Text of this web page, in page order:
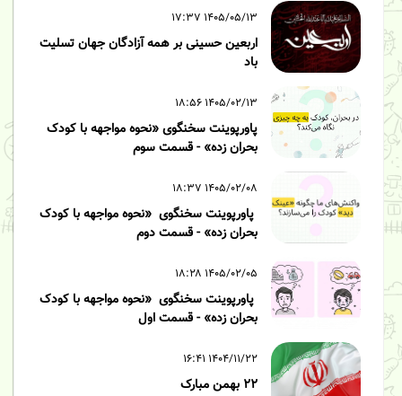
۱۴۰۵/۰۵/۱۳ ۱۷:۳۷
اربعین حسینی بر همه آزادگان جهان تسلیت
باد
۱۴۰۵/۰۲/۱۳ ۱۸:۵۶
پاورپوینت سخنگوی «نحوه مواجهه با کودک
بحران زده» - قسمت سوم
۱۴۰۵/۰۲/۰۸ ۱۸:۳۷
پاورپوینت سخنگوی «نحوه مواجهه با کودک
بحران زده» - قسمت دوم
۱۴۰۵/۰۲/۰۵ ۱۸:۲۸
پاورپوینت سخنگوی «نحوه مواجهه با کودک
بحران زده» - قسمت اول
۱۴۰۴/۱۱/۲۲ ۱۶:۴۱
۲۲ بهمن مبارک